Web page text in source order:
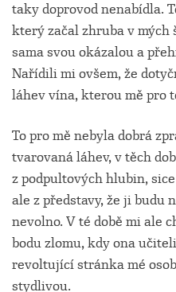
taky doprovod nenabídla.
který začal zhruba v
sama svou okázalou a
Nařídili mi ovšem, že
láhev vína, kterou mě pro
To pro mě nebyla dobrá
tvarovaná láhev, v těch
z podpultových hlubin,
ale z představy, že ji budu
nevolno. V té době mi ale
bodu zlomu, kdy ona
revoltující stránka mé
stydlivou.